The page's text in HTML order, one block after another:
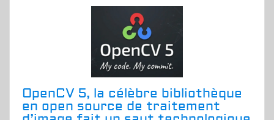
OpenCV 5, la célèbre bibliothèque
en open source de traitement